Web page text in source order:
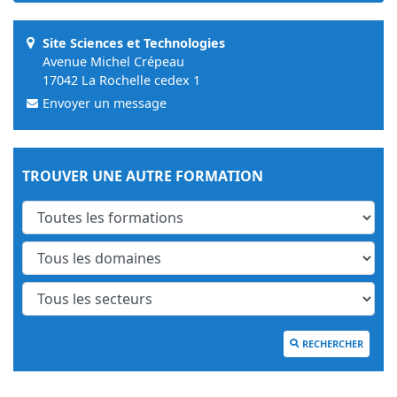
Site Sciences et Technologies
Avenue Michel Crépeau
17042 La Rochelle cedex 1
Envoyer un message
TROUVER UNE AUTRE FORMATION
RECHERCHER